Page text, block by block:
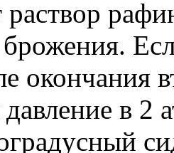
окончания
давление в